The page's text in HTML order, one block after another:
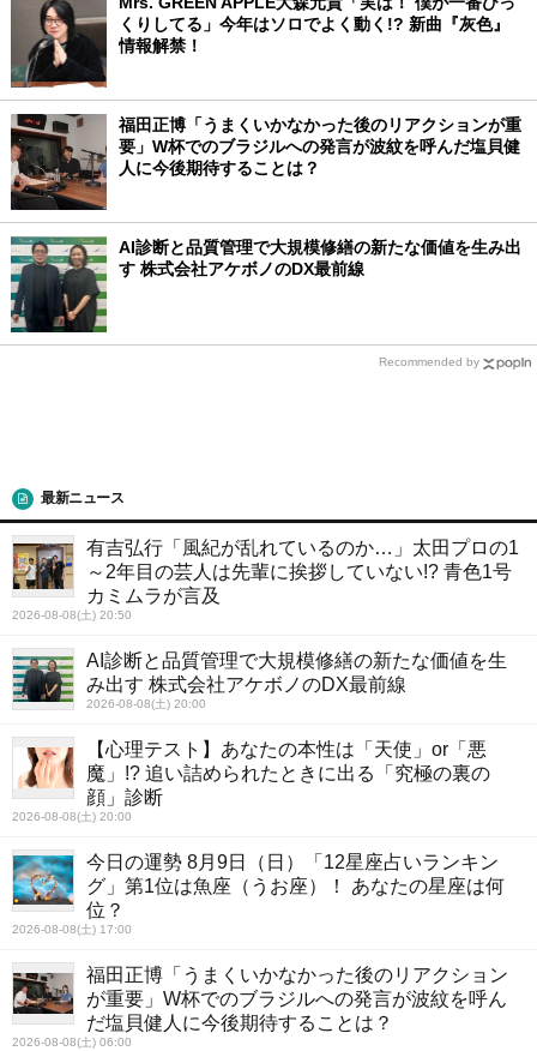
くりしてる」今年はソロでよく動く!? 新曲『灰色』
情報解禁！
福田正博「うまくいかなかった後のリアクションが重
要」W杯でのブラジルへの発言が波紋を呼んだ塩貝健
人に今後期待することは？
AI診断と品質管理で大規模修繕の新たな価値を生み出
す 株式会社アケボノのDX最前線
Recommended by
最新ニュース
有吉弘行「風紀が乱れているのか…」太田プロの1
～2年目の芸人は先輩に挨拶していない!? 青色1号
カミムラが言及
2026-08-08(土) 20:50
AI診断と品質管理で大規模修繕の新たな価値を生
み出す 株式会社アケボノのDX最前線
2026-08-08(土) 20:00
【心理テスト】あなたの本性は「天使」or「悪
魔」!? 追い詰められたときに出る「究極の裏の
顔」診断
2026-08-08(土) 20:00
今日の運勢 8月9日（日）「12星座占いランキン
グ」第1位は魚座（うお座）！ あなたの星座は何
位？
2026-08-08(土) 17:00
福田正博「うまくいかなかった後のリアクション
が重要」W杯でのブラジルへの発言が波紋を呼ん
だ塩貝健人に今後期待することは？
2026-08-08(土) 06:00